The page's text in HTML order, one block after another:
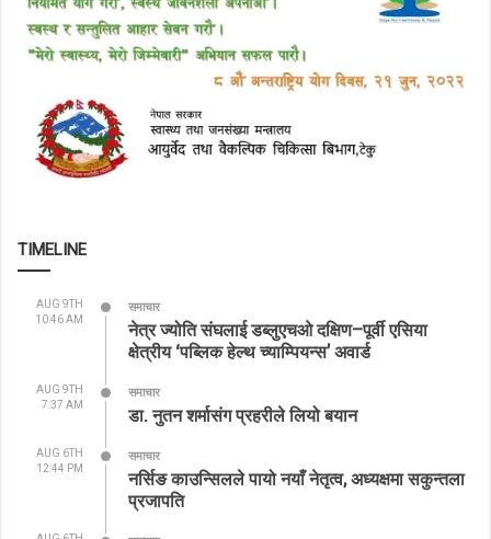
TIMELINE
AUG 9TH
10:46 AM
समाचार
नेत्र ज्योति संघलाई डब्लुएचओ दक्षिण–पूर्वी एसिया
क्षेत्रीय ‘पब्लिक हेल्थ च्याम्पियन्स’ अवार्ड
AUG 9TH
7:37 AM
समाचार
डा. नुतन शर्मासंग प्रहरीले लियो बयान
AUG 6TH
12:44 PM
समाचार
नर्सिङ काउन्सिलले पायो नयाँ नेतृत्व, अध्यक्षमा सकुन्तला
प्रजापति